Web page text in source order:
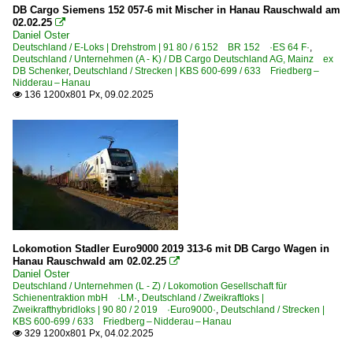
DB Cargo Siemens 152 057-6 mit Mischer in Hanau Rauschwald am
02.02.25 
Daniel Oster
Deutschland / E-Loks | Drehstrom | 91 80 / 6 152 BR 152 ·ES 64 F·,
Deutschland / Unternehmen (A - K) / DB Cargo Deutschland AG, Mainz ex
DB Schenker, Deutschland / Strecken | KBS 600-699 / 633 Friedberg –
Nidderau – Hanau
 136 1200x801 Px, 09.02.2025
Lokomotion Stadler Euro9000 2019 313-6 mit DB Cargo Wagen in
Hanau Rauschwald am 02.02.25 
Daniel Oster
Deutschland / Unternehmen (L - Z) / Lokomotion Gesellschaft für
Schienentraktion mbH ·LM·, Deutschland / Zweikraftloks |
Zweikrafthybridloks | 90 80 / 2 019 ·Euro9000·, Deutschland / Strecken |
KBS 600-699 / 633 Friedberg – Nidderau – Hanau
 329 1200x801 Px, 04.02.2025